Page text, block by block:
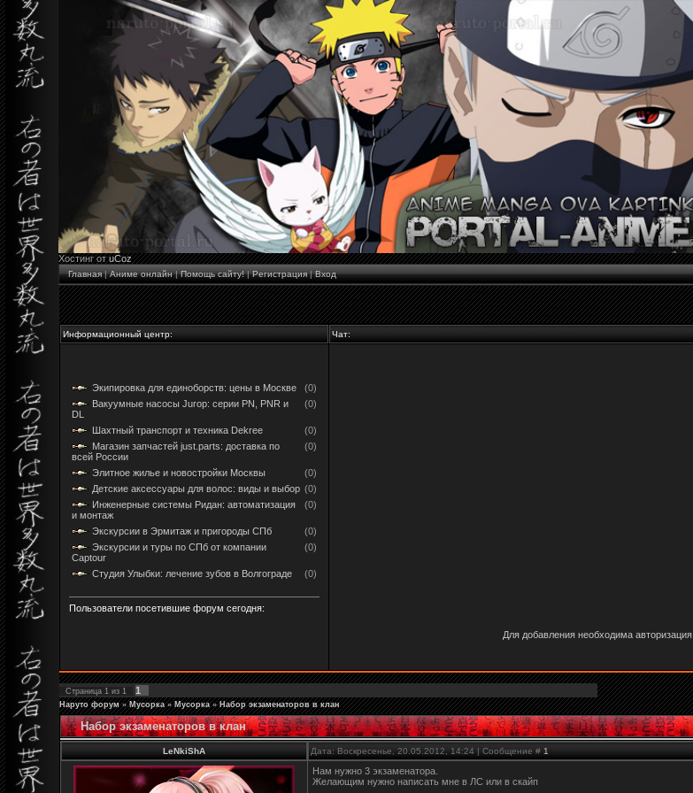
Хостинг отuCoz
Главная|Аниме онлайн|Помощь сайту!|Регистрация|Вход
Информационный центр: Чат:
Экипировка для единоборств: цены в Москве
(0)
Вакуумные насосы Jurop: серии PN, PNR и
DL
(0)
Шахтный транспорт и техника Dekree
(0)
Магазин запчастей just.parts: доставка по
всей России
(0)
Элитное жилье и новостройки Москвы
(0)
Детские аксессуары для волос: виды и выбор (0)
Инженерные системы Ридан: автоматизация
и монтаж
(0)
Экскурсии в Эрмитаж и пригороды СПб
(0)
Экскурсии и туры по СПб от компании
Captour
(0)
Студия Улыбки: лечение зубов в Волгограде (0)
Пользователи посетившие форум сегодня:
Для добавления необходима авторизация
Страница 1 из 1 1
Наруто форум » Мусорка » Мусорка » Набор экзаменаторов в клан
Набор экзаменаторов в клан
LeNkiShA Дата: Воскресенье, 20.05.2012, 14:24 | Сообщение # 1
Нам нужно 3 экзаменатора.
Желающим нужно написать мне в ЛС или в скайп